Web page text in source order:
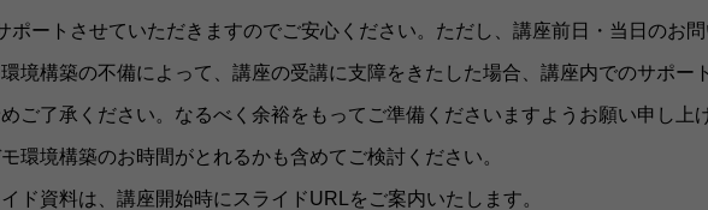
ポートさせていただきますのでご安心ください。ただし、講座前日・当日のお
境構築の不備によって、講座の受講に支障をきたした場合、講座内でのサポー
ご了承ください。なるべく余裕をもってご準備くださいますようお願い申し上
環境構築のお時間がとれるかも含めてご検討ください。
ド資料は、講座開始時にスライドURLをご案内いたします。